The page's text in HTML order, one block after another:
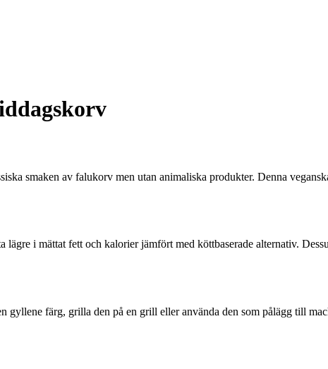
smaken av falukorv men utan animaliska produkter. Denna
i mättat fett och kalorier jämfört med köttbaserade alternativ.
färg, grilla den på en grill eller använda den som pålägg till